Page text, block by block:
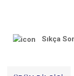
Sıkça